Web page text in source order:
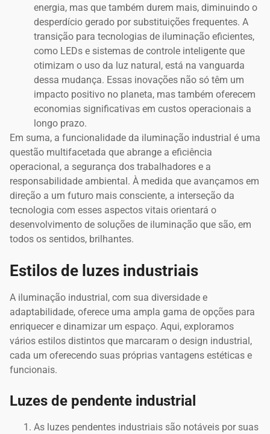
energia, mas que também durem mais, diminuindo o
desperdício gerado por substituições frequentes. A
transição para tecnologias de iluminação eficientes,
como LEDs e sistemas de controle inteligente que
otimizam o uso da luz natural, está na vanguarda
dessa mudança. Essas inovações não só têm um
impacto positivo no planeta, mas também oferecem
economias significativas em custos operacionais a
longo prazo.
Em suma, a funcionalidade da iluminação industrial é uma
questão multifacetada que abrange a eficiência
operacional, a segurança dos trabalhadores e a
responsabilidade ambiental. À medida que avançamos em
direção a um futuro mais consciente, a interseção da
tecnologia com esses aspectos vitais orientará o
desenvolvimento de soluções de iluminação que são, em
todos os sentidos, brilhantes.
Estilos de luzes industriais
A iluminação industrial, com sua diversidade e
adaptabilidade, oferece uma ampla gama de opções para
enriquecer e dinamizar um espaço. Aqui, exploramos
vários estilos distintos que marcaram o design industrial,
cada um oferecendo suas próprias vantagens estéticas e
funcionais.
Luzes de pendente industrial
As luzes pendentes industriais são notáveis por suas